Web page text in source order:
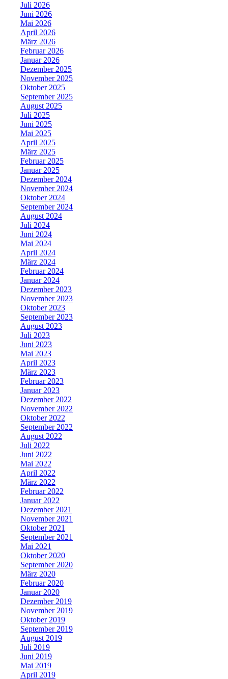
Juli 2026
Juni 2026
Mai 2026
April 2026
März 2026
Februar 2026
Januar 2026
Dezember 2025
November 2025
Oktober 2025
September 2025
August 2025
Juli 2025
Juni 2025
Mai 2025
April 2025
März 2025
Februar 2025
Januar 2025
Dezember 2024
November 2024
Oktober 2024
September 2024
August 2024
Juli 2024
Juni 2024
Mai 2024
April 2024
März 2024
Februar 2024
Januar 2024
Dezember 2023
November 2023
Oktober 2023
September 2023
August 2023
Juli 2023
Juni 2023
Mai 2023
April 2023
März 2023
Februar 2023
Januar 2023
Dezember 2022
November 2022
Oktober 2022
September 2022
August 2022
Juli 2022
Juni 2022
Mai 2022
April 2022
März 2022
Februar 2022
Januar 2022
Dezember 2021
November 2021
Oktober 2021
September 2021
Mai 2021
Oktober 2020
September 2020
März 2020
Februar 2020
Januar 2020
Dezember 2019
November 2019
Oktober 2019
September 2019
August 2019
Juli 2019
Juni 2019
Mai 2019
April 2019